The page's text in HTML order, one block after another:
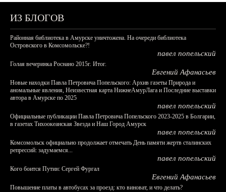
ИЗ БЛОГОВ
Районная библиотека в Амурске уничтожена. На очереди библиотека
Островского в Комсомольске?!
павел попельский
Голая вечеринка Роснано 2015г. Итог.
Евгений Афанасьев
Новые находки Павла Петровича Попельского: Архив газеты Природа и
аномальные явления, Неизвестная карта НижнеАмурЛага и Последние выставки
автора в Амурске по 2025
павел попельский
Официальные публикации Павла Петровича Попельского 2023-2025 в Болгарии,
в газетах Тихоокеанская Звезда и Наш Город Амурск
павел попельский
Комсомольск официально продолжает отмечать День памяти жертв сталинских
репрессий: задумаемся...
павел попельский
Кого боится Путин: Сергей Фургал
Евгений Афанасьев
Повышение платы в автобусах за проезд: кто виноват, и что делать?